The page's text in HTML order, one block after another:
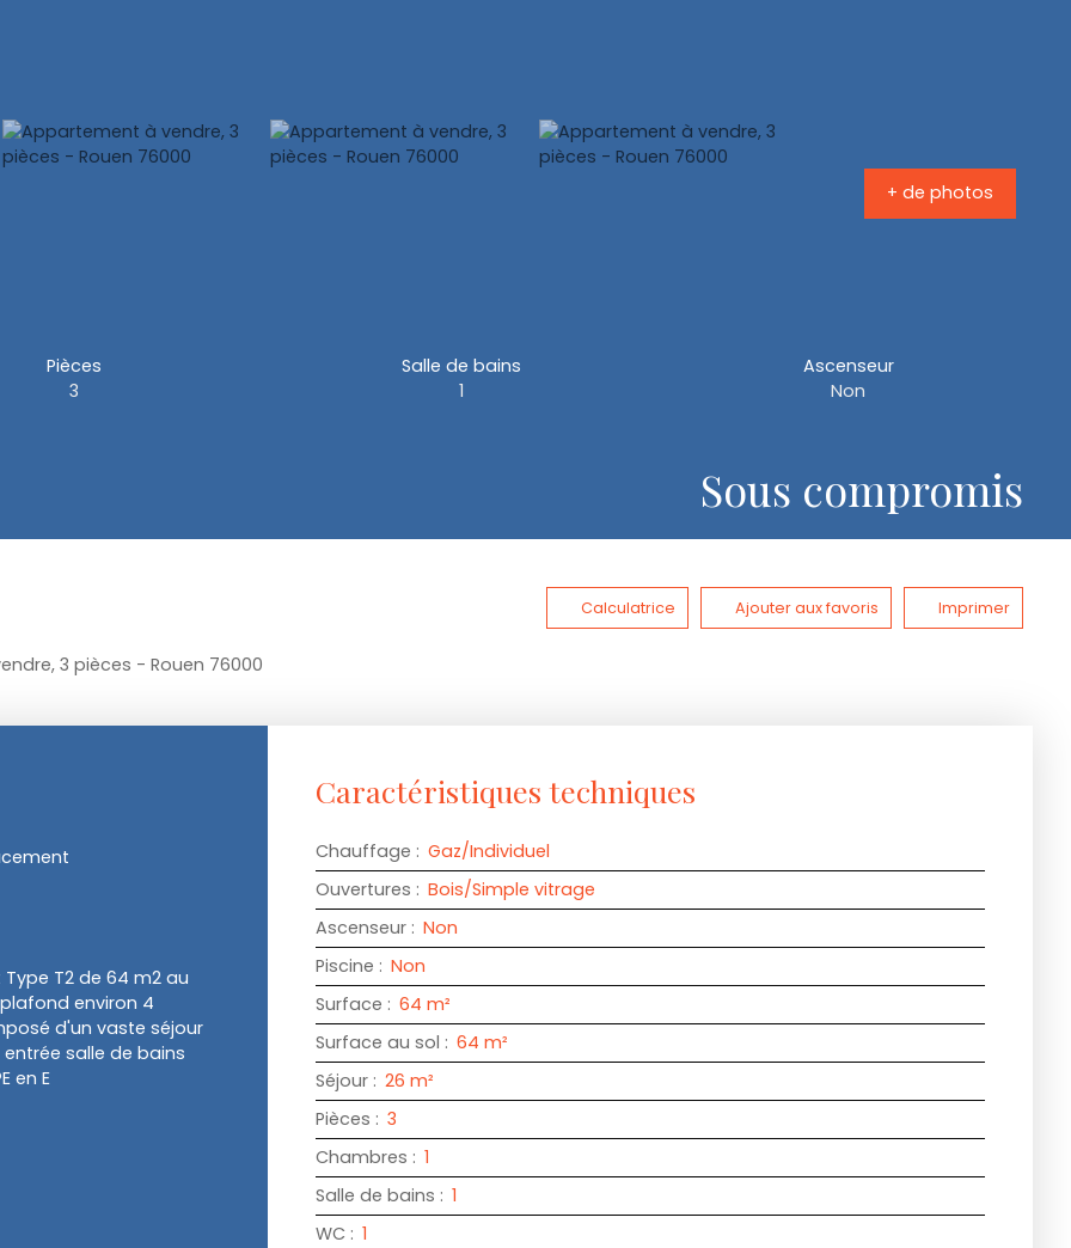
+ de photos
Pièces
3
Salle de bains
1
Ascenseur
Non
Sous compromis
Calculatrice Ajouter aux favoris Imprimer
3 pièces - Rouen 76000
T2 de 64 m2 au
environ 4
d'un vaste séjour
salle de bains
en E
Caractéristiques techniques
Chauffage : Gaz/Individuel
Ouvertures : Bois/Simple vitrage
Ascenseur : Non
Piscine : Non
Surface : 64 m²
Surface au sol : 64 m²
Séjour : 26 m²
Pièces : 3
Chambres : 1
Salle de bains : 1
WC : 1